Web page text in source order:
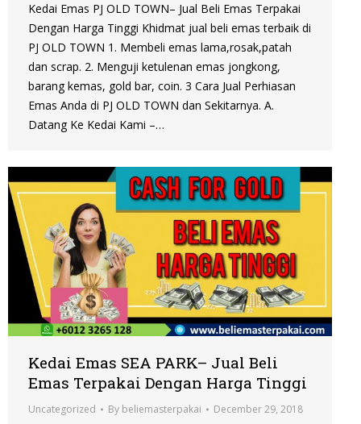
Kedai Emas PJ OLD TOWN– Jual Beli Emas Terpakai
Dengan Harga Tinggi Khidmat jual beli emas terbaik di
PJ OLD TOWN 1. Membeli emas lama,rosak,patah
dan scrap. 2. Menguji ketulenan emas jongkong,
barang kemas, gold bar, coin. 3 Cara Jual Perhiasan
Emas Anda di PJ OLD TOWN dan Sekitarnya. A.
Datang Ke Kedai Kami –…
Kedai Emas SEA PARK– Jual Beli
Emas Terpakai Dengan Harga Tinggi
Uncategorized By beliemasterpakai December 29, 2018